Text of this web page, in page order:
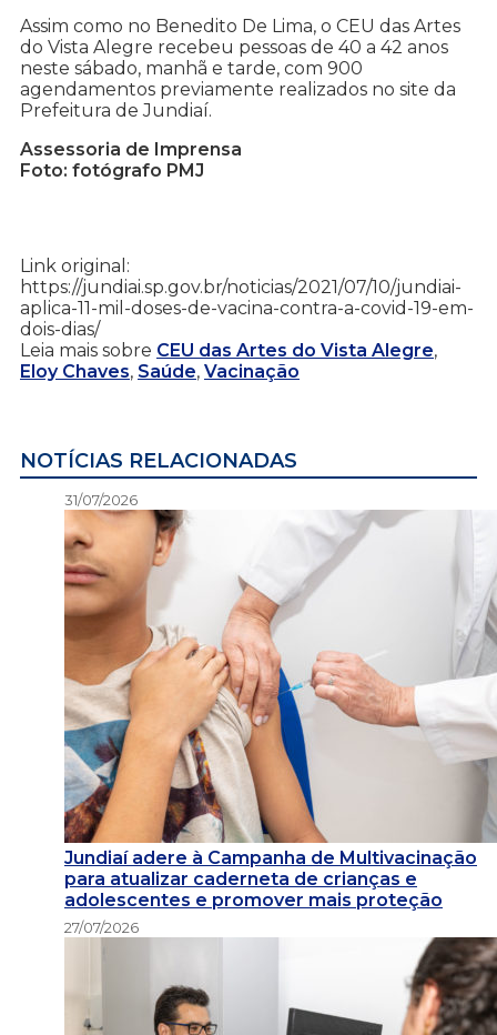
Assim como no Benedito De Lima, o CEU das Artes
do Vista Alegre recebeu pessoas de 40 a 42 anos
neste sábado, manhã e tarde, com 900
agendamentos previamente realizados no site da
Prefeitura de Jundiaí.
Assessoria de Imprensa
Foto: fotógrafo PMJ
Link original:
https://jundiai.sp.gov.br/noticias/2021/07/10/jundiai-
aplica-11-mil-doses-de-vacina-contra-a-covid-19-em-
dois-dias/
Leia mais sobre CEU das Artes do Vista Alegre,
Eloy Chaves, Saúde, Vacinação
NOTÍCIAS RELACIONADAS
31/07/2026
Jundiaí adere à Campanha de Multivacinação
para atualizar caderneta de crianças e
adolescentes e promover mais proteção
27/07/2026